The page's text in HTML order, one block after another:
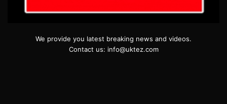
We provide you latest breaking news and videos.
Contact us: info@uktez.com